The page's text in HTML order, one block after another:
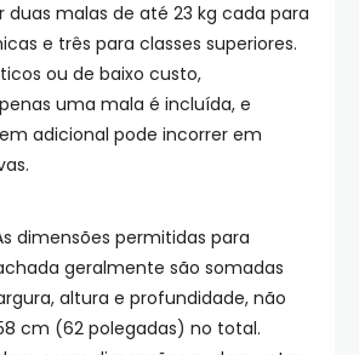
malas de até 23 kg cada para
e três para classes superiores.
ou de baixo custo,
uma mala é incluída, e
adicional pode incorrer em
dimensões permitidas para
geralmente são somadas
altura e profundidade, não
cm (62 polegadas) no total.